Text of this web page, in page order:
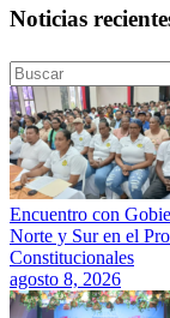
Noticias
Encuentro con
Norte y Sur en el
Constitucionales
agosto 8, 2026